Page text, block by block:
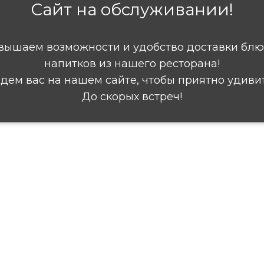
Сайт на обслуживании!
возможности и удобство доставки
напитков из нашего ресторана!
вас на нашем сайте, чтобы приятно
До скорых встреч!